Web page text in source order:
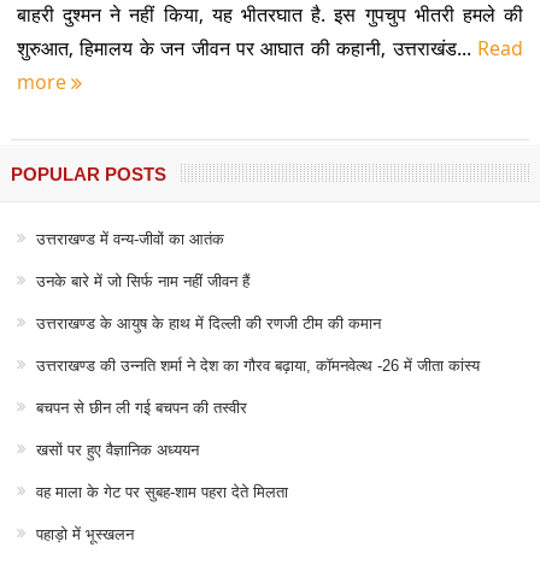
बाहरी दुश्मन ने नहीं किया, यह भीतरघात है. इस गुपचुप भीतरी हमले की
शुरुआत, हिमालय के जन जीवन पर आघात की कहानी, उत्तराखंड... Read
more
POPULAR POSTS
उत्तराखण्ड में वन्य-जीवों का आतंक
उनके बारे में जो सिर्फ नाम नहीं जीवन हैं
उत्तराखण्ड के आयुष के हाथ में दिल्ली की रणजी टीम की कमान
उत्तराखण्ड की उन्नति शर्मा ने देश का गौरव बढ़ाया, कॉमनवेल्थ -26 में जीता कांस्य
बचपन से छीन ली गई बचपन की तस्वीर
खसों पर हुए वैज्ञानिक अध्ययन
वह माला के गेट पर सुबह-शाम पहरा देते मिलता
पहाड़ो में भूस्खलन